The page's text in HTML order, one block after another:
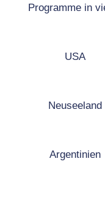
Programme in
USA
Neuseeland
Argentinien